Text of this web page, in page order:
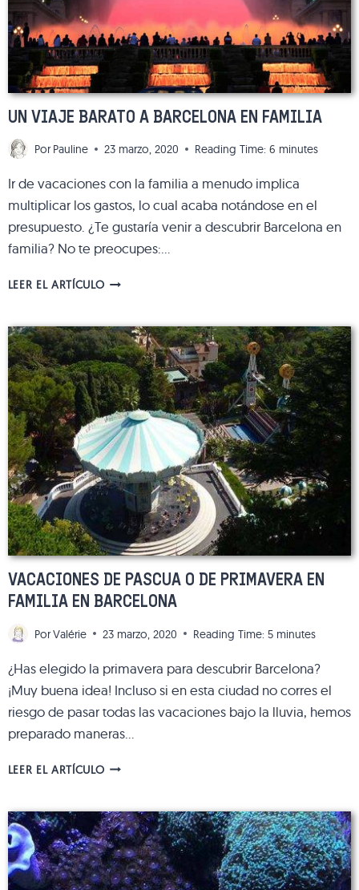
UN VIAJE BARATO A BARCELONA EN FAMILIA
Por Pauline 23 marzo, 2020 Reading Time: 6 minutes
Ir de vacaciones con la familia a menudo implica
multiplicar los gastos, lo cual acaba notándose en el
presupuesto. ¿Te gustaría venir a descubrir Barcelona en
familia? No te preocupes:…
LEER EL ARTÍCULOUN
A
BARCELONA
EN
FAMILIA
VACACIONES DE PASCUA O DE PRIMAVERA EN
FAMILIA EN BARCELONA
Por Valérie 23 marzo, 2020 Reading Time: 5 minutes
¿Has elegido la primavera para descubrir Barcelona?
¡Muy buena idea! Incluso si en esta ciudad no corres el
riesgo de pasar todas las vacaciones bajo la lluvia, hemos
preparado maneras…
LEER EL ARTÍCULOVACACIONES
O
DE
PRIMAVERA
EN
FAMILIA